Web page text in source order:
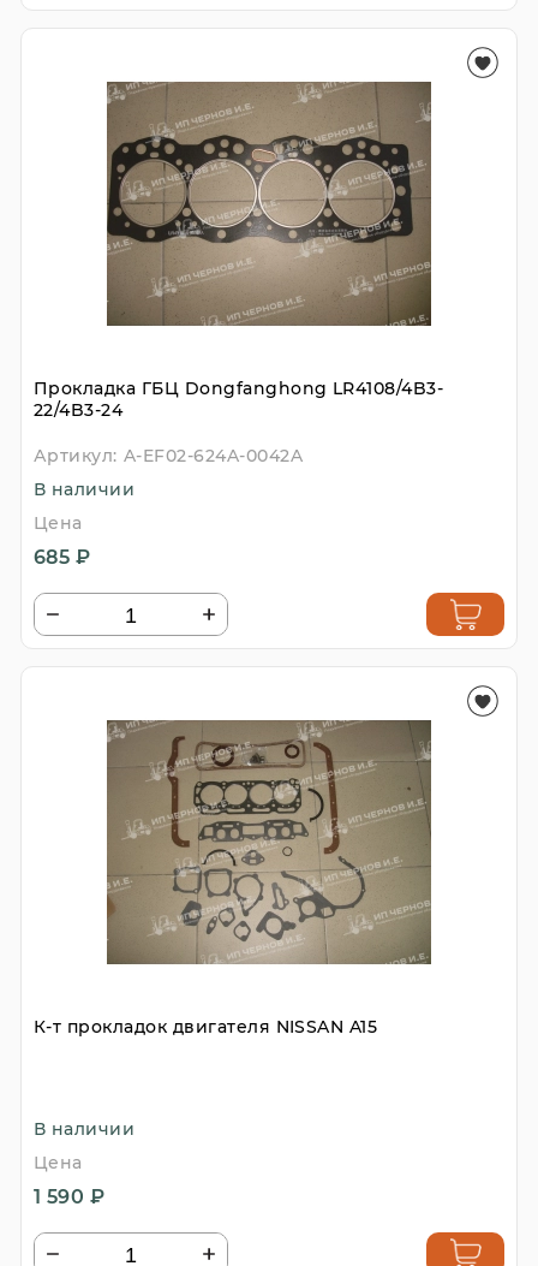
Прокладка ГБЦ Dongfanghong LR4108/4B3-
22/4B3-24
Артикул: A-EF02-624A-0042A
В наличии
Цена
685 ₽
К-т прокладок двигателя NISSAN A15
В наличии
Цена
1 590 ₽